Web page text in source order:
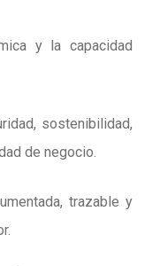
y la capacidad
sostenibilidad,
de negocio.
trazable y